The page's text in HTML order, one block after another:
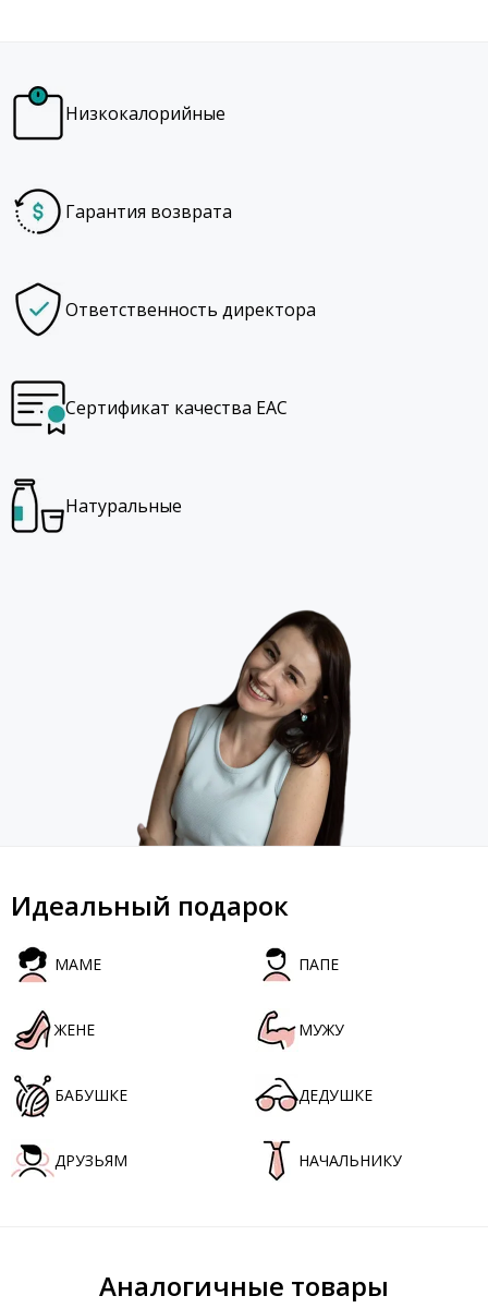
Низкокалорийные
Гарантия возврата
Ответственность директора
Сертификат качества EAC
Натуральные
Идеальный подарок
МАМЕ ПАПЕ
ЖЕНЕ МУЖУ
БАБУШКЕ ДЕДУШКЕ
ДРУЗЬЯМ НАЧАЛЬНИКУ
Аналогичные товары